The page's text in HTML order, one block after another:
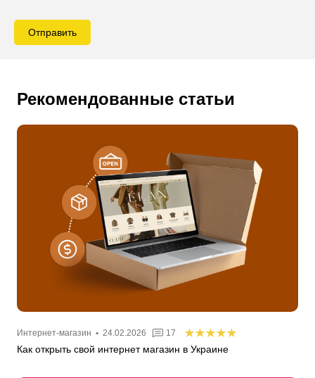
Отправить
Рекомендованные статьи
Интернет-магазин • 24.02.2026 17
Как открыть свой интернет магазин в Украине